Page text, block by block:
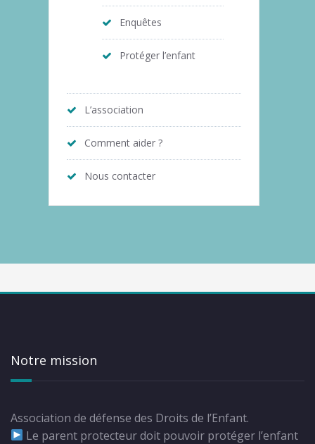
Enquêtes
Protéger l’enfant
L’association
Comment aider ?
Nous contacter
Notre mission
Association de défense des Droits de l’Enfant.
Le parent protecteur doit pouvoir protéger l’enfant